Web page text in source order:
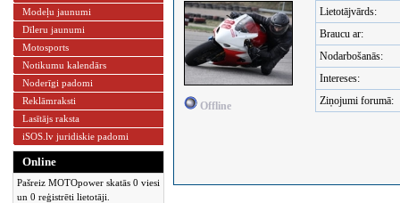
Modeļu jaunumi
Dīleru jaunumi
Motosports
Notikumu kalendārs
Noderīgi padomi
Reklāmraksti
Lasītājs raksta
iSOS.lv juridiskie padomi
Online
Pašreiz MOTOpower skatās 0 viesi
un 0 reģistrēti lietotāji.
Offline
Lietotājvārds:
Braucu ar:
Nodarbošanās:
Intereses:
Ziņojumi forumā: